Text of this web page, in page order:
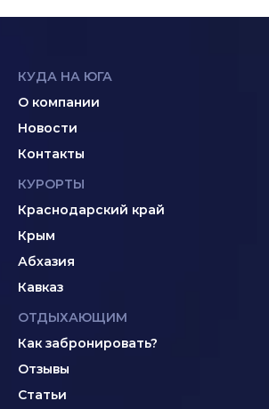
КУДА НА ЮГА
О компании
Новости
Контакты
КУРОРТЫ
Краснодарский край
Крым
Абхазия
Кавказ
ОТДЫХАЮЩИМ
Как забронировать?
Отзывы
Статьи